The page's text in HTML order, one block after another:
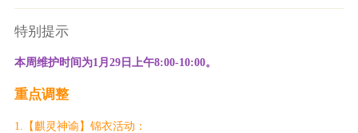
特别提示
本周维护时间为1月29日上午8:00-10:00。
重点调整
1.【麒灵神谕】锦衣活动：